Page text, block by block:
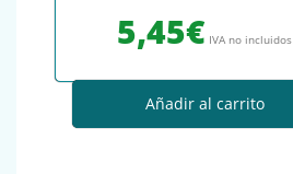
5,45€ IVA no incluidos
Añadir al carrito